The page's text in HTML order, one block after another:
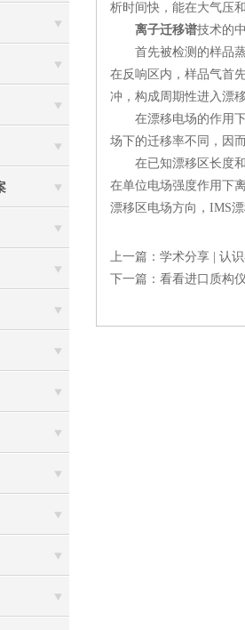
析时间快，能在大气压
离子迁移谱技术的
首先被检测的样品蒸
在反响区内，样品气首
冲，构成周期性进入漂
在漂移电场的作用下
场下的迁移率不同，因
在已知漂移区长度和
在单位电场强度作用下
漂移区电场方向，IMS
上一篇： 学术分享 | 认
下一篇： 看看进口质构